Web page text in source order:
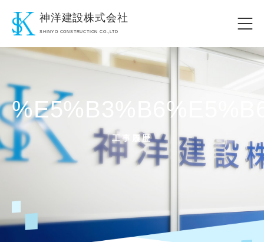
神洋建設株式会社
SHINYO CONSTRUCTION CO.,LTD
工事履歴